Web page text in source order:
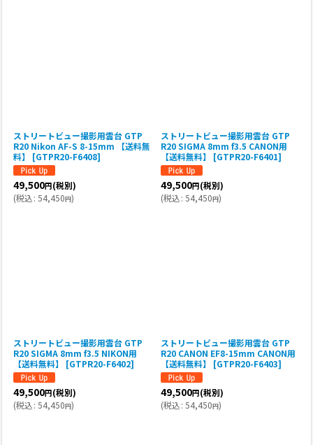
ストリートビュー撮影用雲台 GTP
R20 Nikon AF-S 8-15mm 【送料無
料】
[GTPR20-F6408]
49,500円(税別)
(税込: 54,450円)
ストリートビュー撮影用雲台 GTP
R20 SIGMA 8mm f3.5 CANON用
【送料無料】
[GTPR20-F6401]
49,500円(税別)
(税込: 54,450円)
ストリートビュー撮影用雲台 GTP
R20 SIGMA 8mm f3.5 NIKON用
【送料無料】
[GTPR20-F6402]
49,500円(税別)
(税込: 54,450円)
ストリートビュー撮影用雲台 GTP
R20 CANON EF8-15mm CANON用
【送料無料】
[GTPR20-F6403]
49,500円(税別)
(税込: 54,450円)